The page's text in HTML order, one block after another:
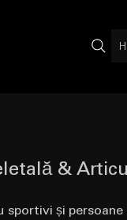
&
sportivi și persoane